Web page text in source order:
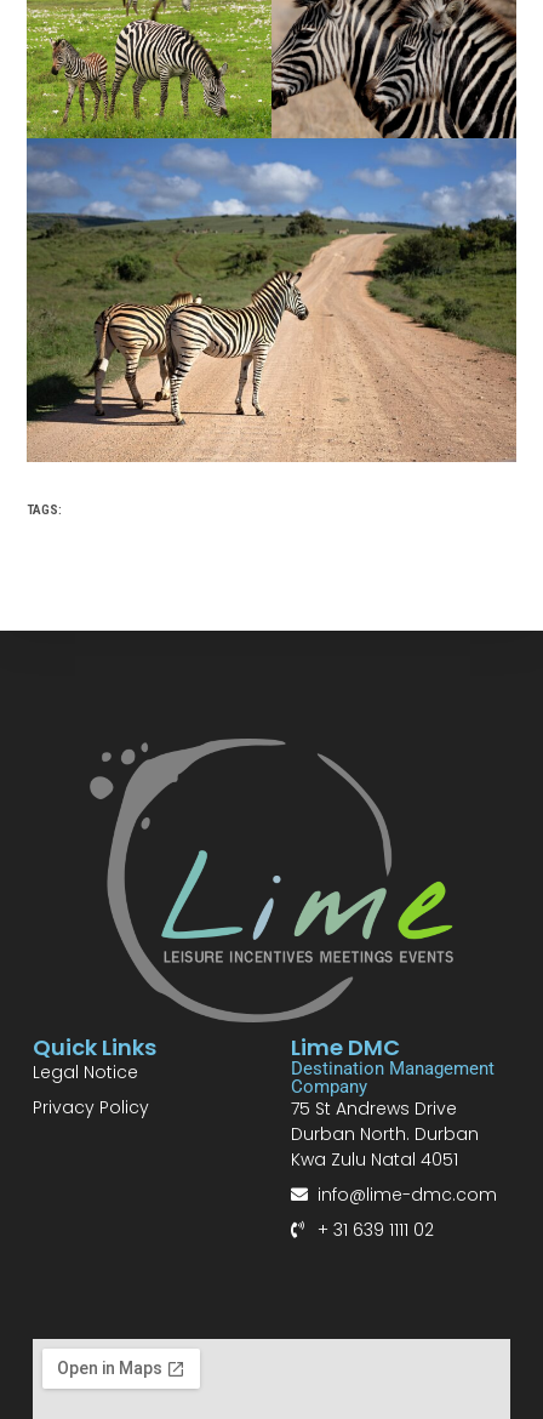
TAGS:
Quick Links
Legal Notice
Privacy Policy
Lime DMC
Destination Management
Company
75 St Andrews Drive
Durban North. Durban
Kwa Zulu Natal 4051
info@lime-dmc.com
+ 31 639 1111 02